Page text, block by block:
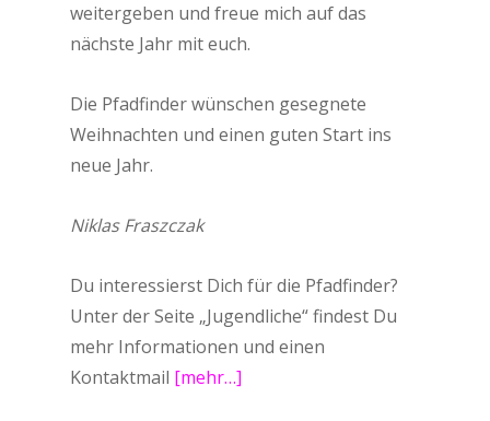
weitergeben und freue mich auf das
nächste Jahr mit euch.
Die Pfadfinder wünschen gesegnete
Weihnachten und einen guten Start ins
neue Jahr.
Niklas Fraszczak
Du interessierst Dich für die Pfadfinder?
Unter der Seite „Jugendliche“ findest Du
mehr Informationen und einen
Kontaktmail [mehr…]